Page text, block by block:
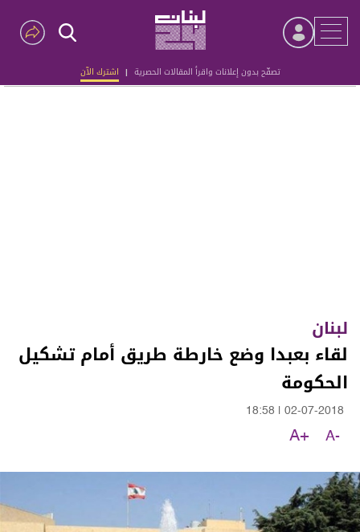
تصفّح بدون إعلانات واقرأ المقالات الحصرية | اشترك الآن
Advertisement
لبنان
لقاء بعبدا وضع خارطة طريق أمام تشكيل
الحكومة
02-07-2018
18:58
A-
A+